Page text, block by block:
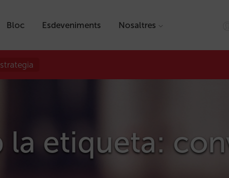
Bloc Esdeveniments Nosaltres
la etiqueta: